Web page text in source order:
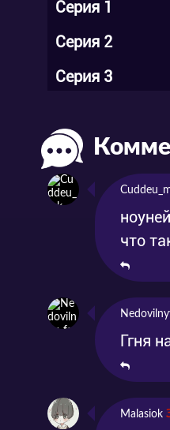
Серия 1
Серия 2
Серия 3
Серия 5
Серия 6
Серия 7
Серия 8
Серия 10
Серия 11
что
Ггня
Malasiok